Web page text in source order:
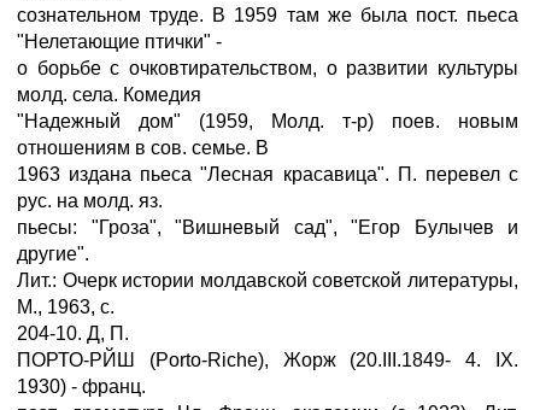
сознательном труде. В 1959 там же была пост. пьеса
"Нелетающие птички" -
о борьбе с очковтирательством, о развитии культуры
молд. села. Комедия
"Надежный дом" (1959, Молд. т-р) поев. новым
отношениям в сов. семье. В
1963 издана пьеса "Лесная красавица". П. перевел с
рус. на молд. яз.
пьесы: "Гроза", "Вишневый сад", "Егор Булычев и
другие".
Лит.: Очерк истории молдавской советской литературы,
М., 1963, с.
204-10. Д, П.
ПОРТО-РЙШ (Porto-Riche), Жорж (20.III.1849- 4. IX.
1930) - франц.